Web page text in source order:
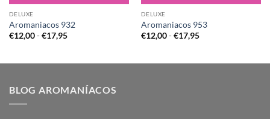
DELUXE
Aromaniacos 932
€12,00 - €17,95Rango
€12,00
DELUXE
Aromaniacos 953
€12,00 - €17,95Rango
€12,00
BLOG AROMANÍACOS